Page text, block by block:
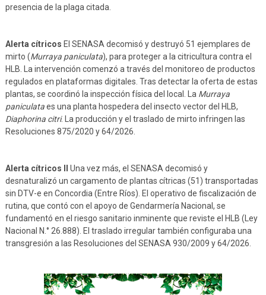
presencia de la plaga citada.
Alerta cítricos El SENASA decomisó y destruyó 51 ejemplares de
mirto (Murraya paniculata), para proteger a la citricultura contra el
HLB. La intervención comenzó a través del monitoreo de productos
regulados en plataformas digitales. Tras detectar la oferta de estas
plantas, se coordinó la inspección física del local. La Murraya
paniculataes una planta hospedera del insecto vector del HLB,
Diaphorina citri. La producción y el traslado de mirto infringen las
Resoluciones 875/2020 y 64/2026.
Alerta cítricos II Una vez más, el SENASA decomisó y
desnaturalizó un cargamento de plantas cítricas (51) transportadas
sin DTV-e en Concordia (Entre Ríos). El operativo de fiscalización de
rutina, que contó con el apoyo de Gendarmería Nacional, se
fundamentó en el riesgo sanitario inminente que reviste el HLB (Ley
Nacional N.° 26.888). El traslado irregular también configuraba una
transgresión a las Resoluciones del SENASA 930/2009 y 64/2026.